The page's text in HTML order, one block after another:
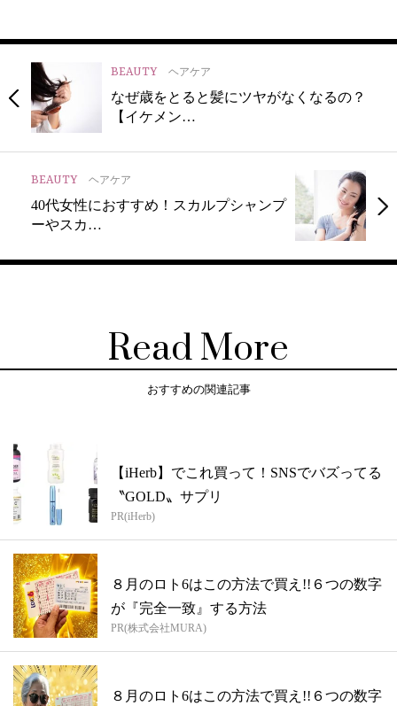
BEAUTY ヘアケア
なぜ歳をとると髪にツヤがなくなるの？
【イケメン…
BEAUTY ヘアケア
40代女性におすすめ！スカルプシャンプ
ーやスカ…
Read More
おすすめの関連記事
【iHerb】でこれ買って！SNSでバズってる
〝GOLD〟サプリ
PR(iHerb)
８月のロト6はこの方法で買え!!６つの数字
が『完全一致』する方法
PR(株式会社MURA)
８月のロト6はこの方法で買え!!６つの数字